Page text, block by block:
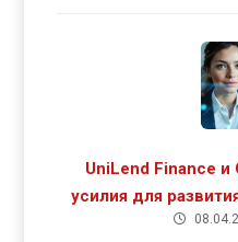
UniLend Finance
усилия для